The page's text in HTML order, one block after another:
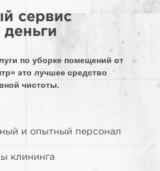
сервис
по уборке помещений от
это лучшее средство
чистоты.
и опытный персонал
клининга